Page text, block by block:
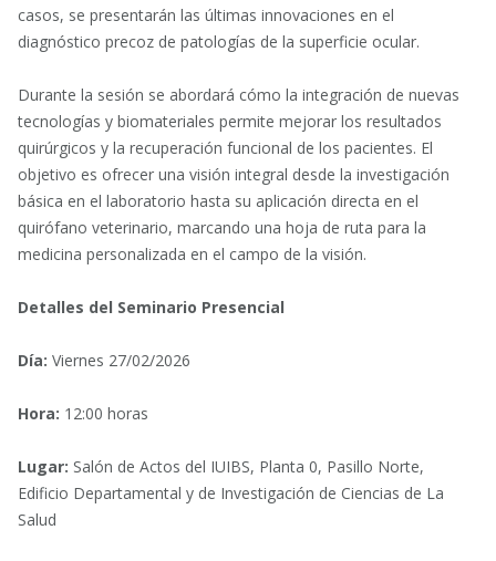
casos, se presentarán las últimas innovaciones en el
diagnóstico precoz de patologías de la superficie ocular.
Durante la sesión se abordará cómo la integración de nuevas
tecnologías y biomateriales permite mejorar los resultados
quirúrgicos y la recuperación funcional de los pacientes. El
objetivo es ofrecer una visión integral desde la investigación
básica en el laboratorio hasta su aplicación directa en el
quirófano veterinario, marcando una hoja de ruta para la
medicina personalizada en el campo de la visión.
Detalles del Seminario Presencial
Día: Viernes 27/02/2026
Hora: 12:00 horas
Lugar: Salón de Actos del IUIBS, Planta 0, Pasillo Norte,
Edificio Departamental y de Investigación de Ciencias de La
Salud